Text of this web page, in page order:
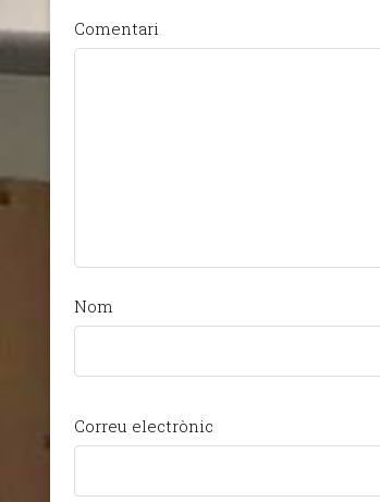
Comentari
Nom
Correu electrònic